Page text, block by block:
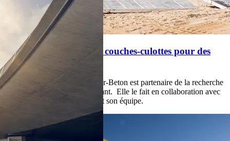
La technologie des couches-culottes pour des
tunnels sans fuites
Depuis l'été dernier, Inter-Beton est partenaire de la recherche
sur le béton autoguérissant. Elle le fait en collaboration avec
un chercheur en béton et son équipe.